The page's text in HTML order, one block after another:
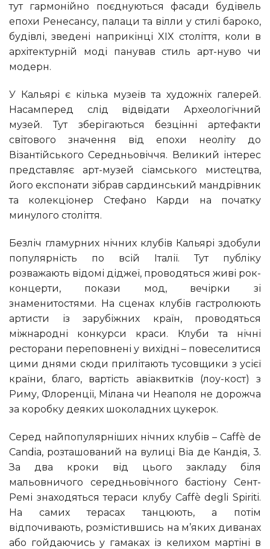
тут гармонійно поєднуються фасади будівель
епохи Ренесансу, палаци та вілли у стилі бароко,
будівлі, зведені наприкінці XIX століття, коли в
архітектурній моді панував стиль арт-нуво чи
модерн.
У Кальярі є кілька музеїв та художніх галерей.
Насамперед слід відвідати Археологічний
музей. Тут зберігаються безцінні артефакти
світового значення від епохи неоліту до
Візантійського Середньовіччя. Великий інтерес
представляє арт-музей сіамського мистецтва,
його експонати зібрав сардинський мандрівник
та колекціонер Стефано Карди на початку
минулого століття.
Безліч гламурних нічних клубів Кальярі здобули
популярність по всій Італії. Тут публіку
розважають відомі діджеї, проводяться живі рок-
концерти, покази мод, вечірки зі
знаменитостями. На сценах клубів гастролюють
артисти із зарубіжних країн, проводяться
міжнародні конкурси краси. Клуби та нічні
ресторани переповнені у вихідні – повеселитися
цими днями сюди прилітають тусовщики з усієї
країни, благо, вартість авіаквитків (лоу-кост) з
Риму, Флоренції, Мілана чи Неаполя не дорожча
за коробку деяких шоколадних цукерок.
Серед найпопулярніших нічних клубів – Caffè de
Candia, розташований на вулиці Віа де Кандія, 3.
За два кроки від цього закладу біля
мальовничого середньовічного бастіону Сент-
Ремі знаходяться тераси клубу Caffè degli Spiriti.
На самих терасах танцюють, а потім
відпочивають, розмістившись на м’яких диванах
або гойдаючись у гамаках із келихом мартіні в